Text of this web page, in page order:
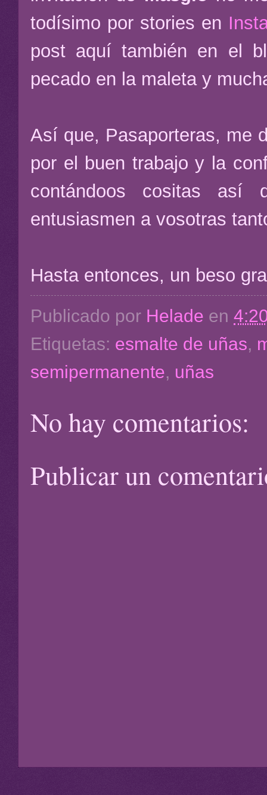
todísimo por stories en
post aquí también en el
pecado en la maleta y
Así que, Pasaporteras, me
por el buen trabajo y la
contándoos cositas
entusiasmen a vosotras
Hasta entonces, un beso
Publicado por Helade en
Etiquetas: esmalte de uñas,
semipermanente, uñas
No hay comentarios:
Publicar un